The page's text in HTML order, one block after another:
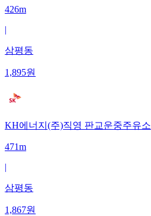
426m
|
삼평동
1,895원
KH에너지(주)직영 판교운중주유소
471m
|
삼평동
1,867원